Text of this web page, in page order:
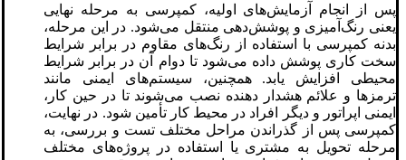
پس از انجام آزمایش‌های اولیه، کمپرسی به مرحله نهایی
یعنی رنگ‌آمیزی و پوشش‌دهی منتقل می‌شود. در این مرحله،
بدنه کمپرسی با استفاده از رنگ‌های مقاوم در برابر شرایط
سخت کاری پوشش داده می‌شود تا دوام آن در برابر شرایط
محیطی افزایش یابد. همچنین، سیستم‌های ایمنی مانند
ترمزها و علائم هشدار دهنده نصب می‌شوند تا در حین کار،
ایمنی اپراتور و دیگر افراد در محیط کار تأمین شود. در نهایت،
کمپرسی پس از گذراندن مراحل مختلف تست و بررسی، به
مرحله تحویل به مشتری یا استفاده در پروژه‌های مختلف